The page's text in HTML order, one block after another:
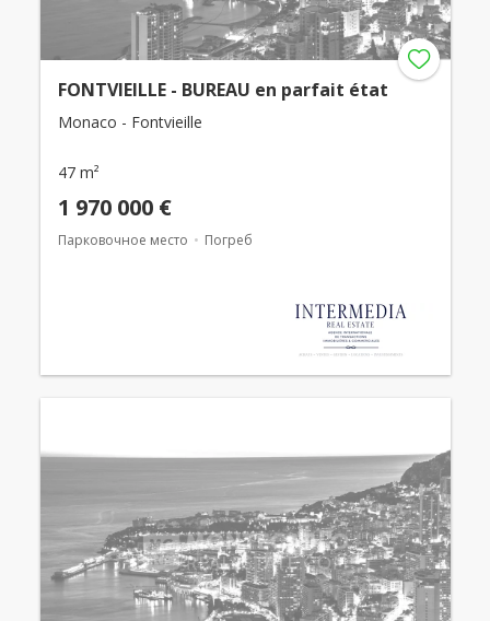
FONTVIEILLE - BUREAU en parfait état
Monaco - Fontvieille
47 m²
1 970 000 €
Парковочное место Погреб